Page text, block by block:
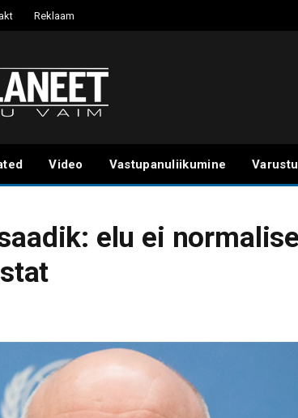
Reklaam
Video Vastupanuliikumine
elu ei